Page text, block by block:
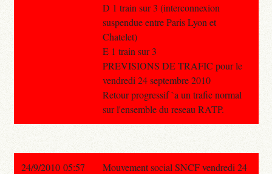
D 1 train sur 3 (interconnexion
suspendue entre Paris Lyon et
Chatelet)
E 1 train sur 3
PREVISIONS DE TRAFIC pour le
vendredi 24 septembre 2010
Retour progressif `a un trafic normal
sur l'ensemble du reseau RATP.
24/9/2010 05:57
Mouvement social SNCF vendredi 24